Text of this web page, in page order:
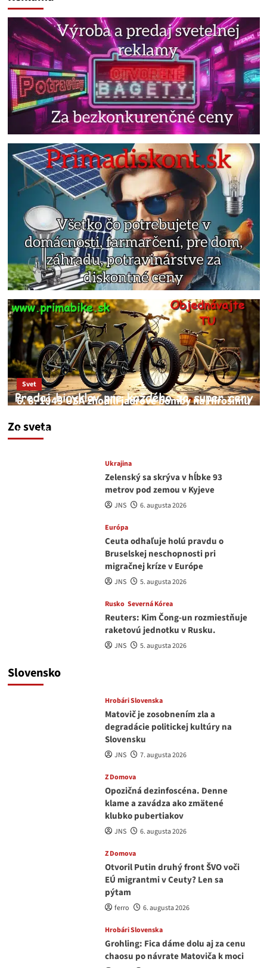
Zo sveta
Svet
6. 8. 1945 USA zhodili jadrové bomby na Hirošimu
JNS
Ukrajina
Zelenský sa skrýva v hĺbke 93
metrov pod zemou v Kyjeve
JNS 6. augusta 2026
Európa
Ceuta odhaľuje holú pravdu o
Bruselskej neschopnosti pri
migračnej kríze v Európe
JNS 5. augusta 2026
Rusko Severná Kórea
Reuters: Kim Čong-un rozmiestňuje
raketovú jednotku v Rusku.
JNS 5. augusta 2026
Slovensko
Hrobári Slovenska
Matovič je zosobnením zla a
degradácie politickej kultúry na
Slovensku
JNS 7. augusta 2026
Z Domova
Opozičná dezinfoscéna. Denne
klame a zavádza ako zmätené
klubko pubertiakov
JNS 6. augusta 2026
Z Domova
Otvoril Putin druhý front ŠVO voči
EÚ migrantmi v Ceuty? Len sa
pýtam
ferro 6. augusta 2026
Hrobári Slovenska
Grohling: Fica dáme dolu aj za cenu
chaosu po návrate Matoviča k moci